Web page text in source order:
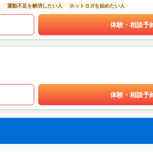
運動不足を解消したい人 ホットヨガを始めたい人
体験・相談予
体験・相談予